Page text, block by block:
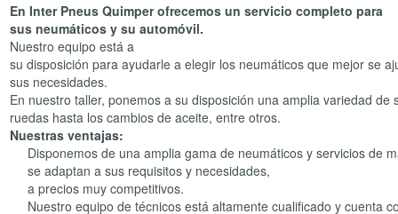
En Inter Pneus Quimper ofrecemos un servicio completo para
sus neumáticos y su automóvil.
Nuestro equipo está a
su disposición para ayudarle a elegir los neumáticos que mejor se
sus necesidades.
En nuestro taller, ponemos a su disposición una amplia variedad
ruedas hasta los cambios de aceite, entre otros.
Nuestras ventajas:
Disponemos de una amplia gama de neumáticos y servicios de
se adaptan a sus requisitos y necesidades,
a precios muy competitivos.
Nuestro equipo de técnicos está altamente cualificado y cuenta